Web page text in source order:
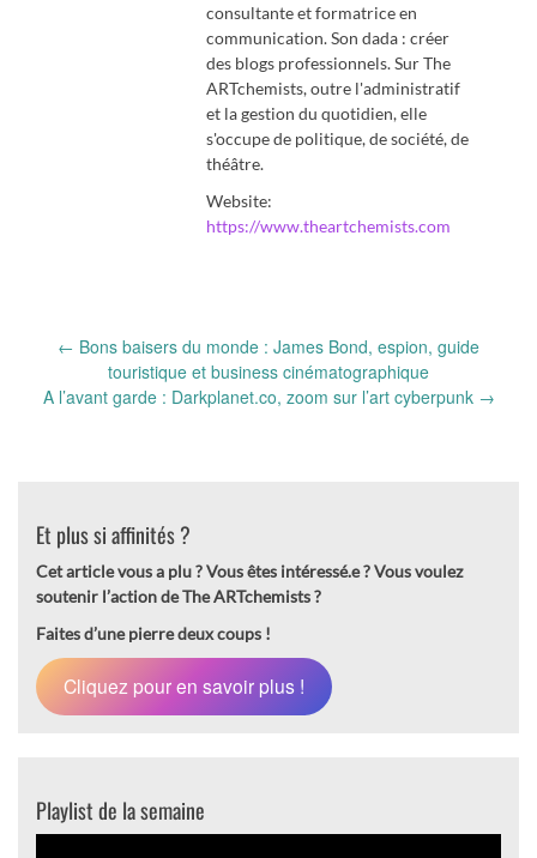
consultante et formatrice en
communication. Son dada : créer
des blogs professionnels. Sur The
ARTchemists, outre l'administratif
et la gestion du quotidien, elle
s'occupe de politique, de société, de
théâtre.
Website:
https://www.theartchemists.com
← Bons baisers du monde : James Bond, espion, guide
touristique et business cinématographique
A l’avant garde : Darkplanet.co, zoom sur l’art cyberpunk →
Et plus si affinités ?
Cet article vous a plu ? Vous êtes intéressé.e ?Vous voulez
soutenir l’action de The ARTchemists ?
Faites d’une pierre deux coups !
Cliquez pour en savoir plus !
Playlist de la semaine